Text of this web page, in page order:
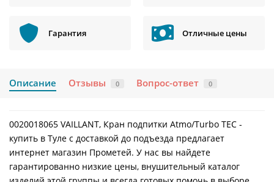
Гарантия Отличные цены
Описание Отзывы 0 Вопрос-ответ 0
0020018065 VAILLANT, Кран подпитки Atmo/Turbo TEC -
купить в Туле с доставкой до подъезда предлагает
интернет магазин Прометей. У нас вы найдете
гарантированно низкие цены, внушительный каталог